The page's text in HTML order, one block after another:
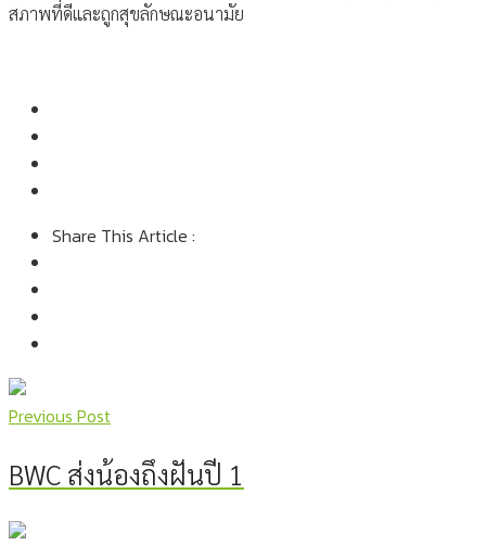
สภาพที่ดีและถูกสุขลักษณะอนามัย
Share This Article :
Previous Post
BWC ส่งน้องถึงฝันปี 1